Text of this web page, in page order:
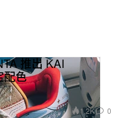
推出 KAI
配色
1.2K 0